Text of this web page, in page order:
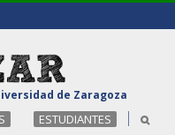
de Zaragoza
ESTUDIANTES